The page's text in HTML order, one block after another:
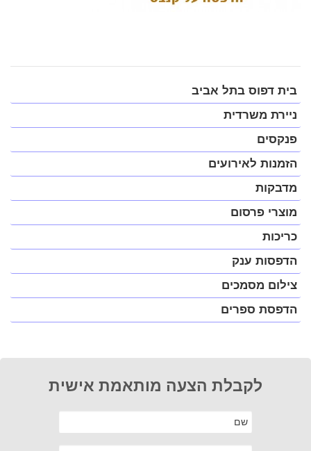
פתח
תפריט
במצב
נגיש
(התפריט
יפתח
בחלונית
בית דפוס בתל אביב
ניירת משרדית
פנקסים
הזמנות לאירועים
מדבקות
מוצרי פרסום
כריכות
הדפסות ענק
צילום מסמכים
הדפסת ספרים
לקבלת הצעה מותאמת אישית